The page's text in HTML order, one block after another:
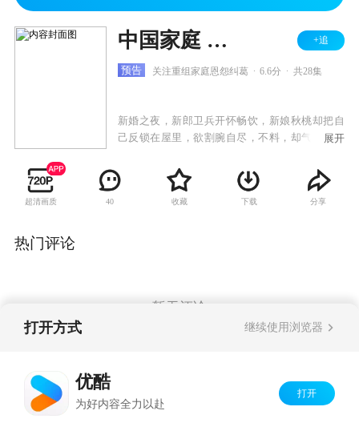
中国家庭 第二部 +追
预告 关注重组家庭恩怨纠葛 6.6分 共28集
新婚之夜，新郎卫兵开怀畅饮，新娘秋桃却把自
己反锁在屋里，欲割腕自尽，不料，却气死了卫
岩。也就在当晚，方岩之妻林紫淑因故被婆婆开
除，惊动了整个医院。林紫淑倍感有失脸面，大
骂婆婆金娣不过就是个副院长，居然拿媳妇开
展开
超清画质 40 收藏 下载 分享
热门评论
暂无评论
打开方式 继续使用浏览器
优酷
为好内容全力以赴
打开